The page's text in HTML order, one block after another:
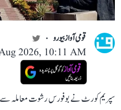
قومی آواز بیورو
2026, 10:11 AM
سپریم کورٹ نے بوفورس رشوت معاملہ سے